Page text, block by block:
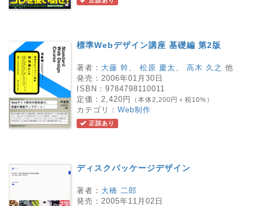
標準Webデザイン講座 基礎編 第2版
著者： 大藤 幹 松原 慶太 高木 久之 他
発売： 2006年01月30日
ISBN： 9784798110011
定価： 2,420円 （本体2,200円＋税10%）
カテゴリ： Web制作
正誤あり
ディスクパッケージデザイン
著者： 大橋 二郎
発売： 2005年11月02日